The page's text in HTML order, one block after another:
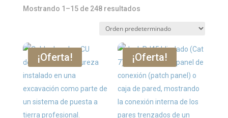
Mostrando 1–15 de 248 resultados
¡Oferta! ¡Oferta!